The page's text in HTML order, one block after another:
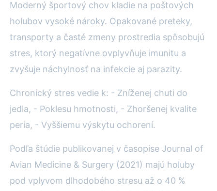
Moderný športový chov kladie na poštových
holubov vysoké nároky. Opakované preteky,
transporty a časté zmeny prostredia spôsobujú
stres, ktorý negatívne ovplyvňuje imunitu a
zvyšuje náchylnosť na infekcie aj parazity.
Chronický stres vedie k: - Zníženej chuti do
jedla, - Poklesu hmotnosti, - Zhoršenej kvalite
peria, - Vyššiemu výskytu ochorení.
Podľa štúdie publikovanej v časopise Journal of
Avian Medicine & Surgery (2021) majú holuby
pod vplyvom dlhodobého stresu až o 40 %